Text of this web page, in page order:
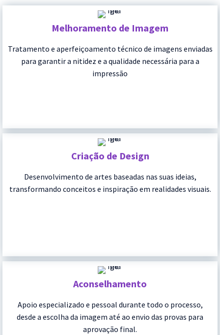
Melhoramento de Imagem
Tratamento e aperfeiçoamento técnico de imagens enviadas
para garantir a nitidez e a qualidade necessária para a
impressão
Criação de Design
Desenvolvimento de artes baseadas nas suas ideias,
transformando conceitos e inspiração em realidades visuais.
Aconselhamento
Apoio especializado e pessoal durante todo o processo,
desde a escolha da imagem até ao envio das provas para
aprovação final.